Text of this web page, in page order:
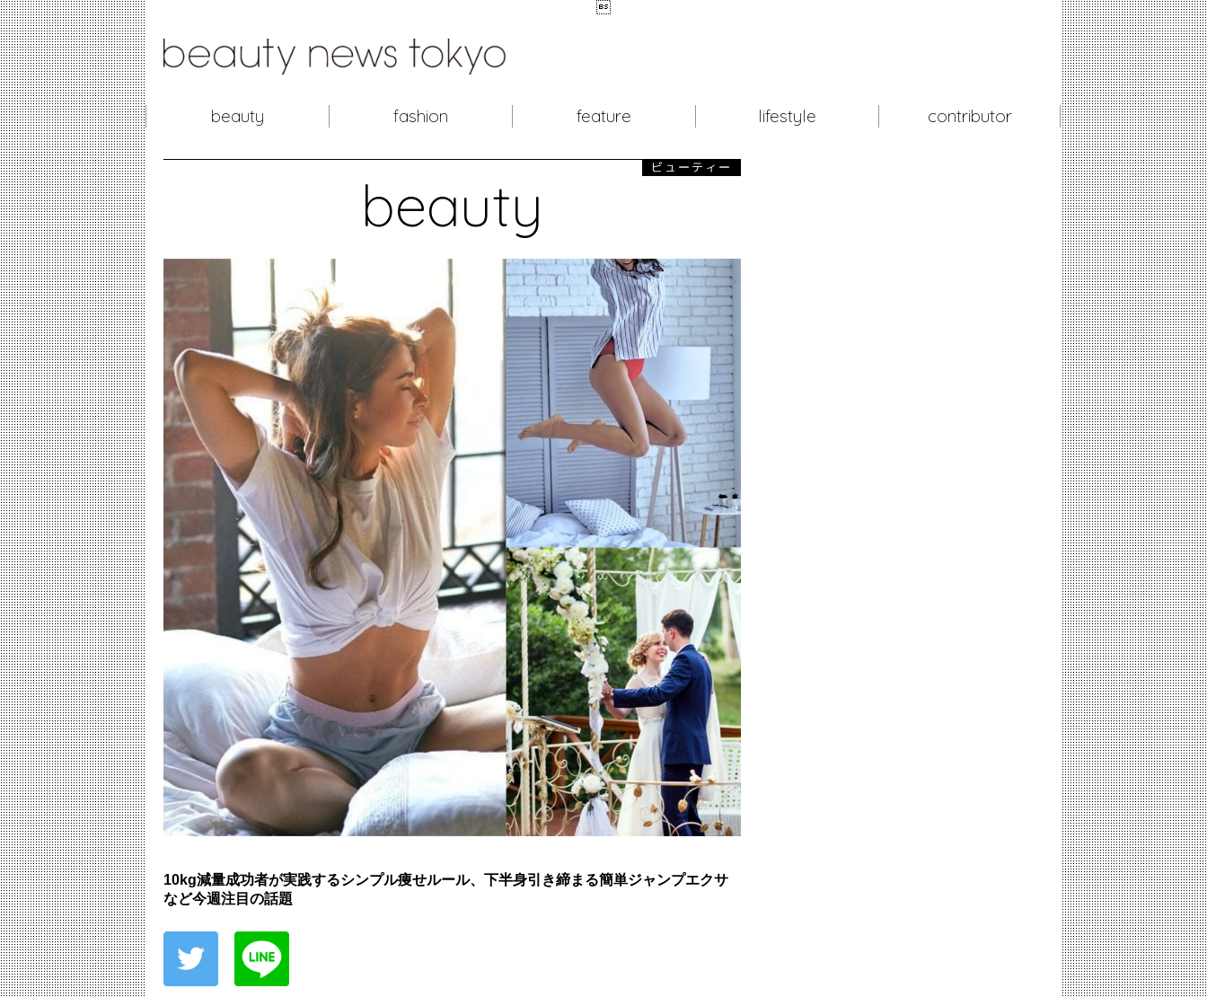

beauty fashion feature lifestyle contributor
beauty
ビューティー
10kg減量成功者が実践するシンプル痩せルール、下半身引き締まる簡単ジャンプエクサ
など今週注目の話題